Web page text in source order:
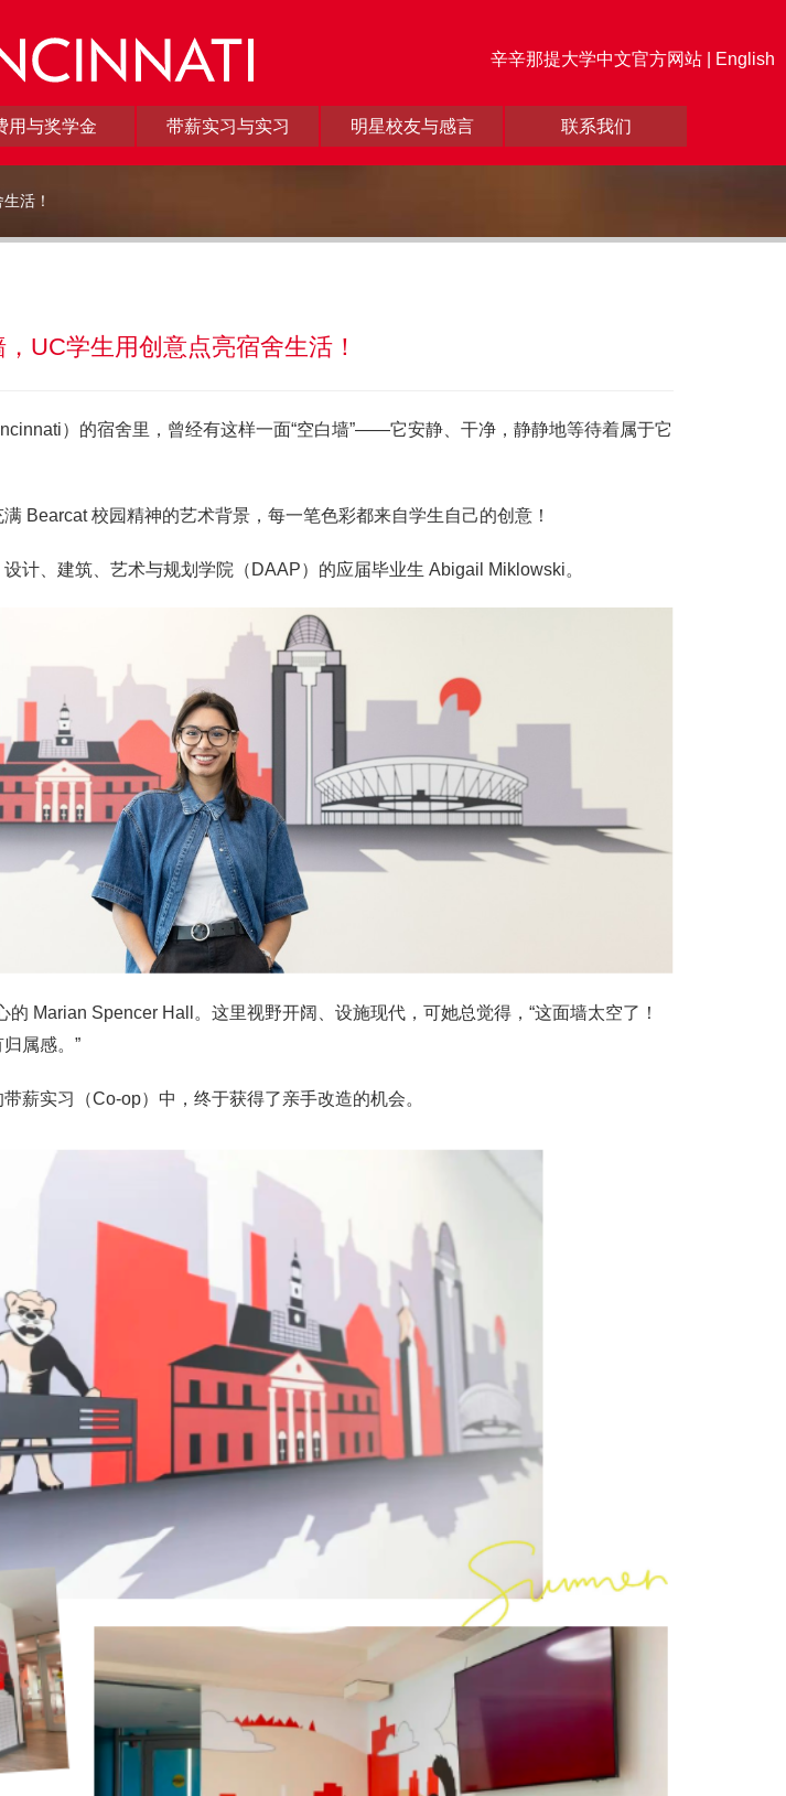
辛辛那提大学中文官方网站 | English
用与奖学金 带薪实习与实习 明星校友与感言 联系我们
活！
UC学生用创意点亮宿舍生活！
）的宿舍里，曾经有这样一面“空白墙”——它安静、干净，静静地等待着属于它
Bearcat 校园精神的艺术背景，每一笔色彩都来自学生自己的创意！
计、建筑、艺术与规划学院（DAAP）的应届毕业生 Abigail Miklowski。
Marian Spencer Hall。这里视野开阔、设施现代，可她总觉得，“这面墙太空了！
属感。”
薪实习（Co-op）中，终于获得了亲手改造的机会。